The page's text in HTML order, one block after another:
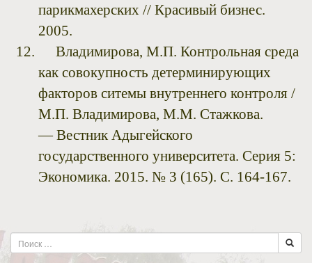
парикмахерских // Красивый бизнес.
2005.
Владимирова, М.П. Контрольная среда
как совокупность детерминирующих
факторов ситемы внутреннего контроля /
М.П. Владимирова, М.М. Стажкова.
— Вестник Адыгейского
государственного университета. Серия 5:
Экономика. 2015. № 3 (165). С. 164-167.